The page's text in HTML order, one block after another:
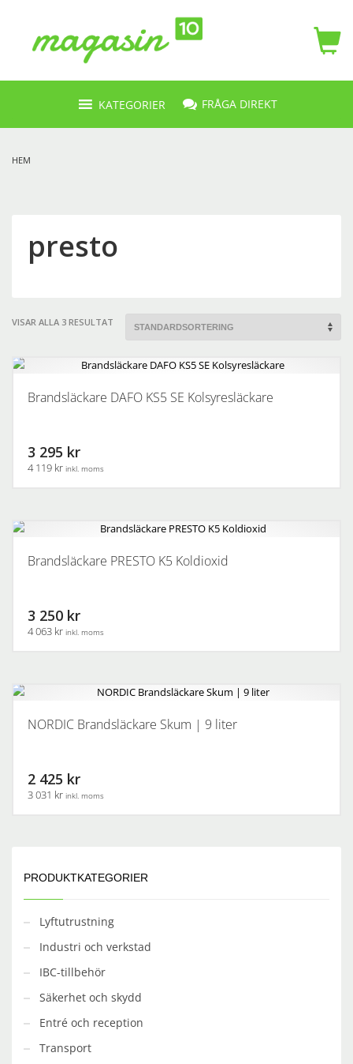
KATEGORIER FRÅGA DIREKT
HEM
presto
VISAR ALLA 3 RESULTAT
Brandsläckare DAFO KS5 SE Kolsyresläckare
3 295 kr
4 119 kr inkl. moms
Brandsläckare PRESTO K5 Koldioxid
3 250 kr
4 063 kr inkl. moms
NORDIC Brandsläckare Skum | 9 liter
2 425 kr
3 031 kr inkl. moms
PRODUKTKATEGORIER
Lyftutrustning
Industri och verkstad
IBC-tillbehör
Säkerhet och skydd
Entré och reception
Transport